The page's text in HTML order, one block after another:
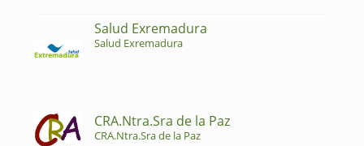
Salud Exremadura
Salud Exremadura
CRA.Ntra.Sra de la Paz
CRA.Ntra.Sra de la Paz